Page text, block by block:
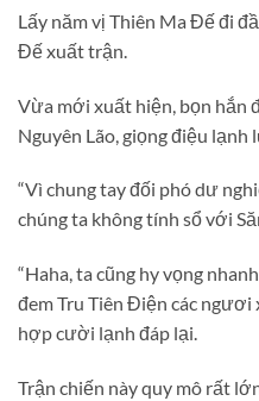
Lấy năm vị Thiên Ma Đế đi
Đế xuất trận.
Vừa mới xuất hiện, bọn hắn
Nguyên Lão, giọng điệu
“Vì chung tay đối phó dư
chúng ta không tính sổ với
“Haha, ta cũng hy vọng
đem Tru Tiên Điện các ngươi
hợp cười lạnh đáp lại.
Trận chiến này quy mô rất